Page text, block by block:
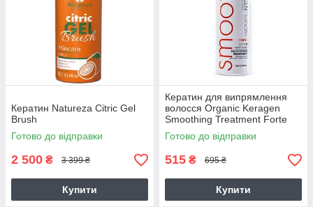
Кератин Natureza Citric Gel
Brush
Готово до відправки
2 500 ₴ 3 399 ₴
Купити
Кератин для випрямлення
волосся Organic Keragen
Smoothing Treatment Forte
4%, 50 г (розлив)
Готово до відправки
515 ₴ 695 ₴
Купити